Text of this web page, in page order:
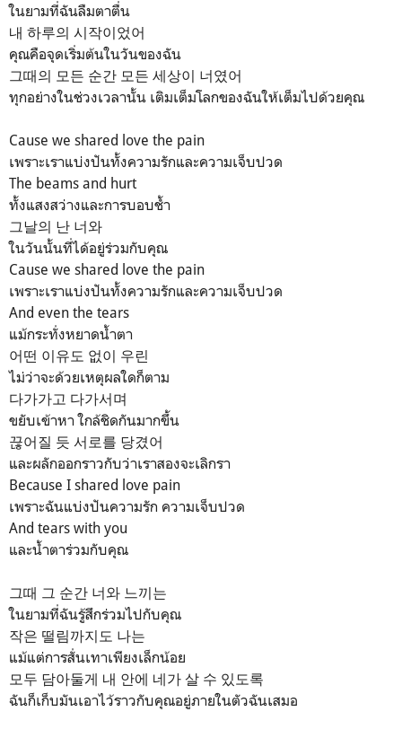
ในยามที่ฉันลืมตาตื่น
내 하루의 시작이었어
คุณคือจุดเริ่มต้นในวันของฉัน
그때의 모든 순간 모든 세상이 너였어
ทุกอย่างในช่วงเวลานั้น เติมเต็มโลกของฉันให้เต็มไปด้วยคุณ
Cause wе shared love the pain
เพราะเราแบ่งปันทั้งความรักและความเจ็บปวด
Thе beams and hurt
ทั้งแสงสว่างและการบอบช้ำ
그날의 난 너와
ในวันนั้นที่ได้อยู่ร่วมกับคุณ
Cause we shared love the pain
เพราะเราแบ่งปันทั้งความรักและความเจ็บปวด
And even the tears
แม้กระทั่งหยาดน้ำตา
어떤 이유도 없이 우린
ไม่ว่าจะด้วยเหตุผลใดก็ตาม
다가가고 다가서며
ขยับเข้าหา ใกล้ชิดกันมากขึ้น
끊어질 듯 서로를 당겼어
และผลักออกราวกับว่าเราสองจะเลิกรา
Because I shared love pain
เพราะฉันแบ่งปันความรัก ความเจ็บปวด
And tears with you
และน้ำตาร่วมกับคุณ
그때 그 순간 너와 느끼는
ในยามที่ฉันรู้สึกร่วมไปกับคุณ
작은 떨림까지도 나는
แม้แต่การสั่นเทาเพียงเล็กน้อย
모두 담아둘게 내 안에 네가 살 수 있도록
ฉันก็เก็บมันเอาไว้ราวกับคุณอยู่ภายในตัวฉันเสมอ